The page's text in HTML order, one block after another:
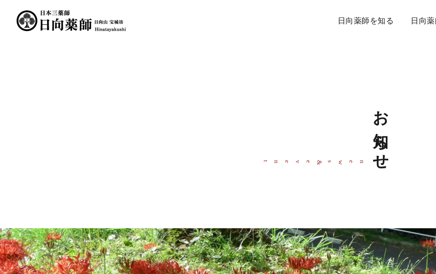
日向薬師を知る 日向
お知らせ
news
&
event